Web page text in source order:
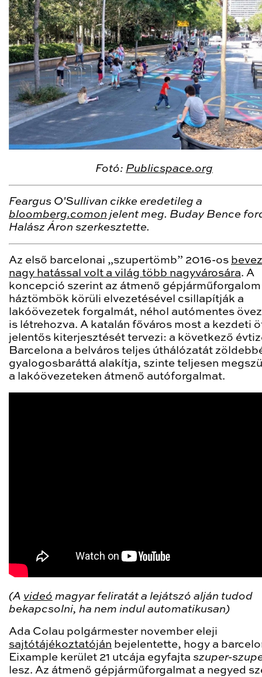
Fotó: Publicspace.org
Feargus O'Sullivan cikke eredetileg a
bloomberg.comon jelent meg. Buday Bence
Halász Áron szerkesztette.
Az első barcelonai „szupertömb” 2016-os
nagy hatással volt a világ több nagyvárosára. A
koncepció szerint az átmenő gépjárműforgalom
háztömbök körüli elvezetésével csillapítják a
lakóövezetek forgalmát, néhol autómentes
is létrehozva. A katalán főváros most a kezdeti
jelentős kiterjesztését tervezi: a következő
Barcelona a belváros teljes úthálózatát
gyalogosbaráttá alakítja, szinte teljesen
a lakóövezeteken átmenő autóforgalmat.
(A videó magyar feliratát a lejátszó alján tudod
bekapcsolni, ha nem indul automatikusan)
Ada Colau polgármester november eleji
sajtótájékoztatóján bejelentette, hogy a
Eixample kerület 21 utcája egyfajta szuper-
lesz. Az átmenő gépjárműforgalmat a negyed